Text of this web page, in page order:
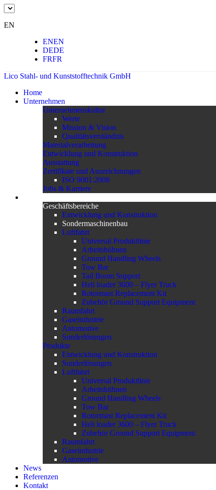
EN
ENEN
DEDE
FRFR
Lico Stahl- und Kunststofftechnik GmbH
Home
Unternehmen
Unternehmenskultur
Werte
Mission & Vision
Qualitätsverständnis
Materialverarbeitung
Entwicklung und Konstruktion
Ausstattung
Zertifikate und Auszeichnungen
ISO 9001:2008
Jobs & Karriere
Geschäftsbereiche
Entwicklung und Konstruktion
Sondermaschinenbau
Luftfahrt
Universal Produktlinie
Arbeitsbühnen
Ground Handling Wheels
Tow Bar
Tail Boom Support
Heli loader 3600 – Flyer Truck
Rotormast Replacement Kit
Zubehör Ground Support Equipment
Raumfahrt
Gaseindustrie
Automotive
Sonderlösungen
Produkte
Entwicklung und Konstruktion
Sonderlösungen
Luftfahrt
Universal Produktlinie
Arbeitsbühnen
Ground Handling Wheels
Tow Bar
Rotormast Replacement Kit
Heli loader 3600 – Flyer Truck
Zubehör Ground Support Equipment
Raumfahrt
Gaseindustrie
Automotive
News
Referenzen
Kontakt